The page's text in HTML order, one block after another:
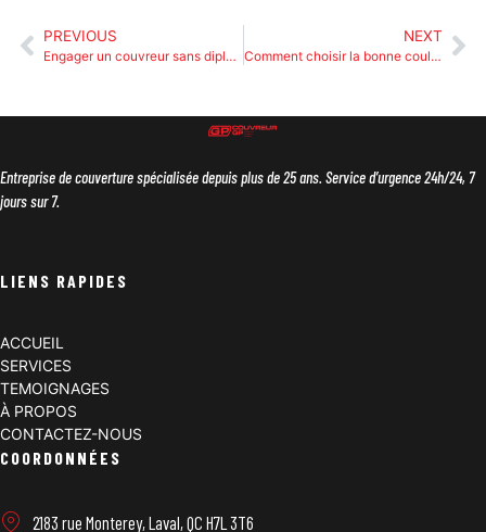
PREVIOUS
Engager un couvreur sans diplôme : les dangers et précautions à prendre
NEXT
Comment choisir la bonne couleur de bardeaux pour votre toiture?
Entreprise de couverture spécialisée depuis plus de 25 ans. Service d’urgence 24h/24, 7
jours sur 7.
LIENS RAPIDES
ACCUEIL
SERVICES
TEMOIGNAGES
À PROPOS
CONTACTEZ-NOUS
COORDONNÉES
2183 rue Monterey, Laval, QC H7L 3T6